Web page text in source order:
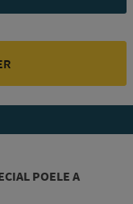
POELE A